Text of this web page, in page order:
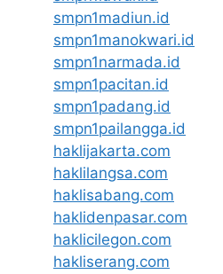
smpn1madiun.id
smpn1manokwari.id
smpn1narmada.id
smpn1pacitan.id
smpn1padang.id
smpn1pailangga.id
haklijakarta.com
haklilangsa.com
haklisabang.com
haklidenpasar.com
haklicilegon.com
hakliserang.com